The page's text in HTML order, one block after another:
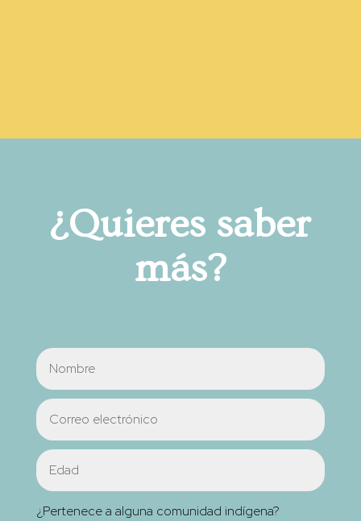
¿Quieres saber
más?
¿Pertenece a alguna comunidad indígena?